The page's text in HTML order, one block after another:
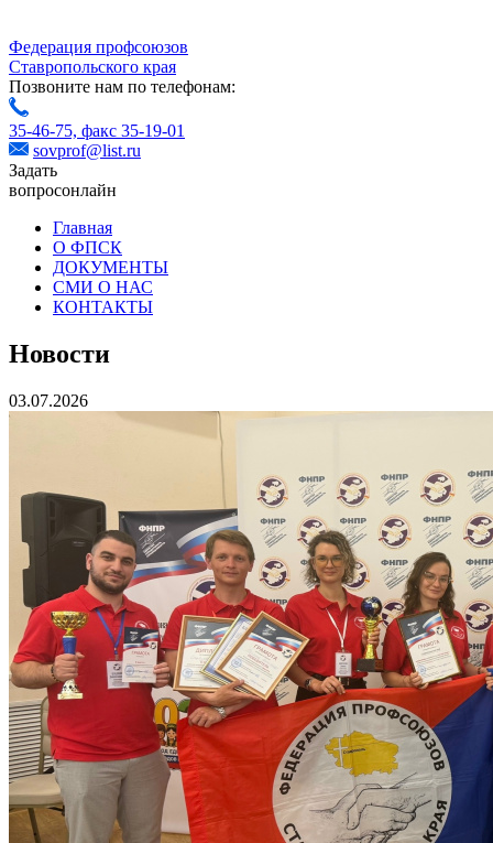
Федерация профсоюзов
Ставропольского края
Позвоните нам по телефонам:
35-46-75, факс 35-19-01
sovprof@list.ru
Задать
вопросонлайн
Главная
О ФПСК
ДОКУМЕНТЫ
СМИ О НАС
КОНТАКТЫ
Новости
03.07.2026